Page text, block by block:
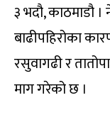
३ भदौ, काठमाडौ
बाढीपहिरोका
रसुवागढी र
माग गरेको छ ।